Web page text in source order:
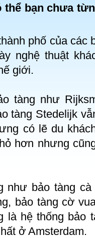
thể bạn chưa
phố của các
nghệ thuật
giới.
tàng như
tàng Stedelijk
có lẽ du
hơn nhưng
như bảo tàng
bảo tàng cờ
hệ thống bảo
ở Amsterdam.